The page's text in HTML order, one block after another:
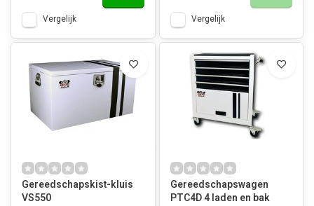
Vergelijk Vergelijk
Gereedschapskist-kluis
VS550
Gereedschapswagen
PTC4D 4 laden en bak